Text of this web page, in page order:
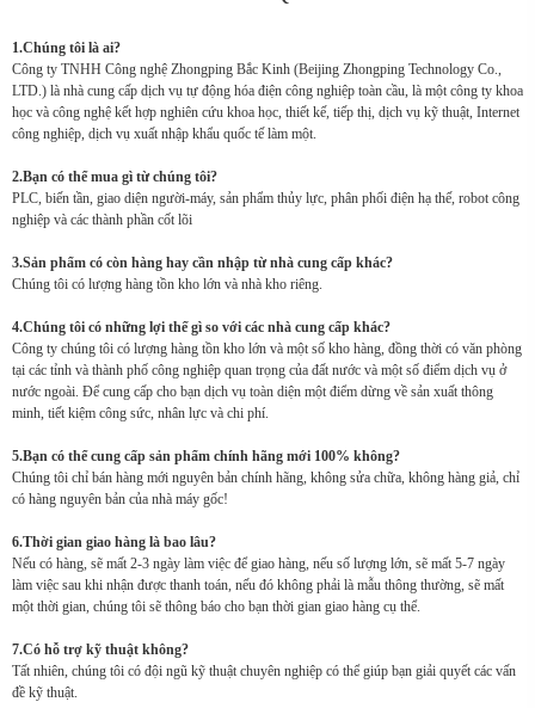
1.Chúng tôi là ai?
Công ty TNHH Công nghệ Zhongping Bắc Kinh (Beijing Zhongping Technology Co.,
LTD.) là nhà cung cấp dịch vụ tự động hóa điện công nghiệp toàn cầu, là một công ty khoa
học và công nghệ kết hợp nghiên cứu khoa học, thiết kế, tiếp thị, dịch vụ kỹ thuật, Internet
công nghiệp, dịch vụ xuất nhập khẩu quốc tế làm một.
2.Bạn có thể mua gì từ chúng tôi?
PLC, biến tần, giao diện người-máy, sản phẩm thủy lực, phân phối điện hạ thế, robot công
nghiệp và các thành phần cốt lõi
3.Sản phẩm có còn hàng hay cần nhập từ nhà cung cấp khác?
Chúng tôi có lượng hàng tồn kho lớn và nhà kho riêng.
4.Chúng tôi có những lợi thế gì so với các nhà cung cấp khác?
Công ty chúng tôi có lượng hàng tồn kho lớn và một số kho hàng, đồng thời có văn phòng
tại các tỉnh và thành phố công nghiệp quan trọng của đất nước và một số điểm dịch vụ ở
nước ngoài. Để cung cấp cho bạn dịch vụ toàn diện một điểm dừng về sản xuất thông
minh, tiết kiệm công sức, nhân lực và chi phí.
5.Bạn có thể cung cấp sản phẩm chính hãng mới 100% không?
Chúng tôi chỉ bán hàng mới nguyên bản chính hãng, không sửa chữa, không hàng giả, chỉ
có hàng nguyên bản của nhà máy gốc!
6.Thời gian giao hàng là bao lâu?
Nếu có hàng, sẽ mất 2-3 ngày làm việc để giao hàng, nếu số lượng lớn, sẽ mất 5-7 ngày
làm việc sau khi nhận được thanh toán, nếu đó không phải là mẫu thông thường, sẽ mất
một thời gian, chúng tôi sẽ thông báo cho bạn thời gian giao hàng cụ thể.
7.Có hỗ trợ kỹ thuật không?
Tất nhiên, chúng tôi có đội ngũ kỹ thuật chuyên nghiệp có thể giúp bạn giải quyết các vấn
đề kỹ thuật.